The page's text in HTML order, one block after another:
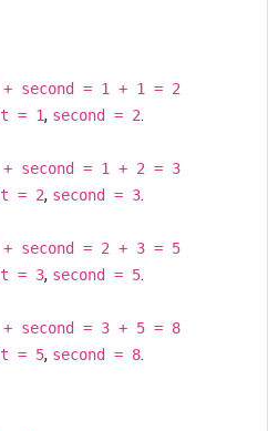
second = 1 + 1 = 2
= 1, second = 2.
second = 1 + 2 = 3
= 2, second = 3.
second = 2 + 3 = 5
= 3, second = 5.
second = 3 + 5 = 8
= 5, second = 8.